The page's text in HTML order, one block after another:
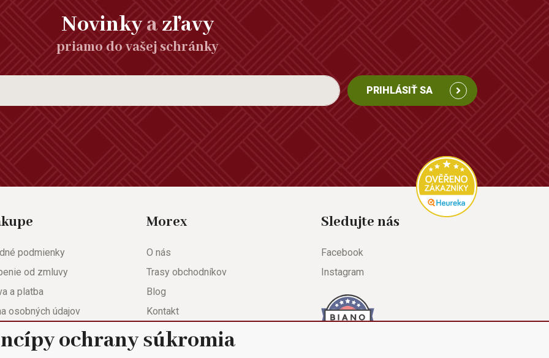
Novinkyazľavy
priamo do vašej schránky
PRIHLÁSIŤ SA
podmienky
od zmluvy
a platba
osobných údajov
list
Morex
O nás
Trasy obchodníkov
Blog
Kontakt
Nastavenie súkromia
Sledujte nás
Facebook
Instagram
ochrany súkromia